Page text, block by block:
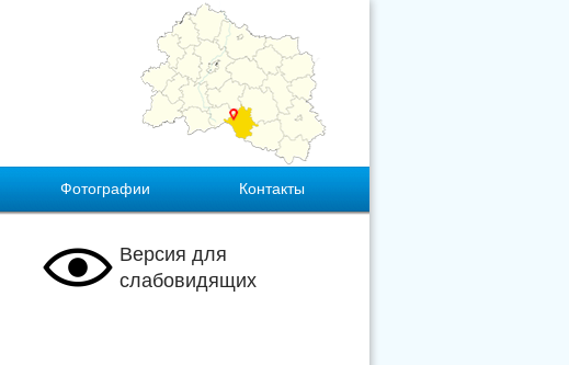
Фотографии Контакты
Версия для
слабовидящих